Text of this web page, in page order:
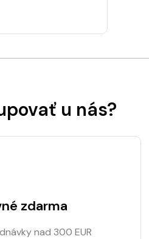
u nás?
zdarma
nad 300 EUR